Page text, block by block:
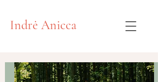
Indrė Anicca